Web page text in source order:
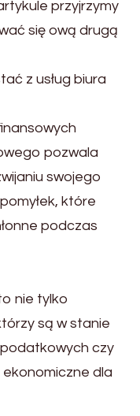
przyjrzymy
się ową drugą
z usług biura
pozwala
swojego
które
podczas
nie tylko
są w stanie
czy
dla